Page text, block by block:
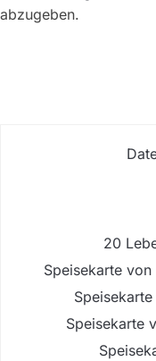
abzugeben.
20
Speisekarte
Speisekarte
Speisekarte